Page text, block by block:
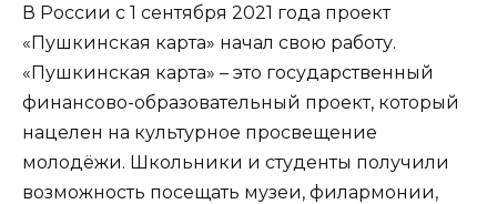
В России с 1 сентября 2021 года проект
«Пушкинская карта» начал свою работу.
«Пушкинская карта» – это государственный
финансово-образовательный проект, который
нацелен на культурное просвещение
молодёжи. Школьники и студенты получили
возможность посещать музеи, филармонии,